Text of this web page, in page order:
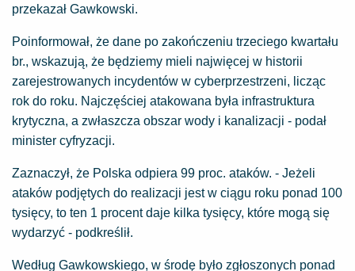
przekazał Gawkowski.
Poinformował, że dane po zakończeniu trzeciego kwartału
br., wskazują, że będziemy mieli najwięcej w historii
zarejestrowanych incydentów w cyberprzestrzeni, licząc
rok do roku. Najczęściej atakowana była infrastruktura
krytyczna, a zwłaszcza obszar wody i kanalizacji - podał
minister cyfryzacji.
Zaznaczył, że Polska odpiera 99 proc. ataków. - Jeżeli
ataków podjętych do realizacji jest w ciągu roku ponad 100
tysięcy, to ten 1 procent daje kilka tysięcy, które mogą się
wydarzyć - podkreślił.
Według Gawkowskiego, w środę było zgłoszonych ponad